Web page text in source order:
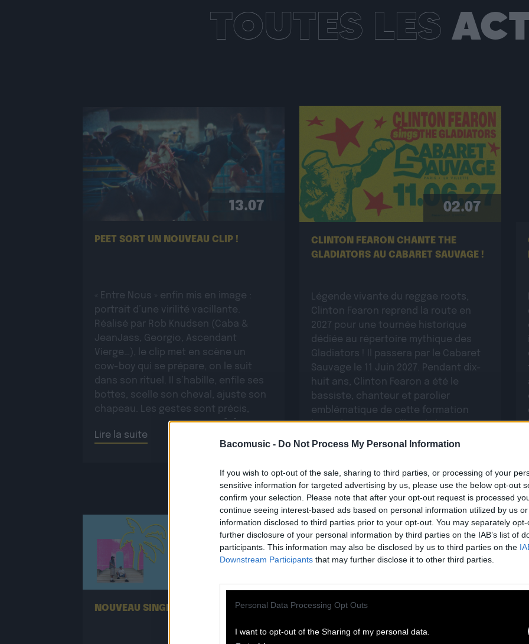
Bacomusic - Do Not Process My Personal Information
If you wish to opt-out of the sale, sharing to third parties, or processing of your
sensitive information for targeted advertising by us, please use the below opt-out
confirm your selection. Please note that after your opt-out request is processed
continue seeing interest-based ads based on personal information utilized by us
information disclosed to third parties prior to your opt-out. You may separately
further disclosure of your personal information by third parties on the IAB’s list of
participants. This information may also be disclosed by us to third parties on the
Downstream Participants that may further disclose it to other third parties.
Personal Data Processing Opt Outs
I want to opt-out of the Sharing of my personal data.
TOUTES LES
13.07
PEET SORT UN NOUVEAU CLIP !
« Entre Nous » enfin mis en image :
portrait d’une virilité vacillante.
Réalisé par Rob Knudsen (Caba &
JeanJass, Georgio, Ascendant
Vierge…), le clip met en scène un
cow-boy qui se prépare, on le suit
dans son rituel. Il s’habille, enfile ses
bottes, scelle son cheval, ajuste son
chapeau. Les gestes sont précis,
routiniers, rassurants. Mais […]
Lire la suite
02.07
CLINTON FEARON CHANTE THE
GLADIATORS AU CABARET SAUVAGE !
Légende vivante du reggae roots,
Clinton Fearon reprend la route en
2027 pour une tournée historique
dédiée au répertoire mythique des
Gladiators ! Il passera par le Cabaret
Sauvage le 11 Juin 2027. Pendant dix-
huit ans, Clinton Fearon a été le
bassiste, chanteur et parolier
emblématique de cette formation
légendaire. Aujourd’hui, il s’apprête à
revisiter […]
NOUVEAU SINGLE DE SUPA MANA !
PABLO MOSES : DÉCOUVREZ SON